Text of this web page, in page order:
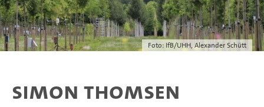
Foto: IfB/UHH, Alexander Schütt
Simon Thomsen